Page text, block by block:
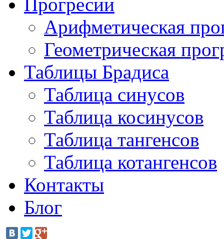
Арифметическая
Геометрическая
Таблицы Брадиса
Таблица синусов
Таблица косинусов
Таблица тангенсов
Таблица котангенсов
Контакты
Блог